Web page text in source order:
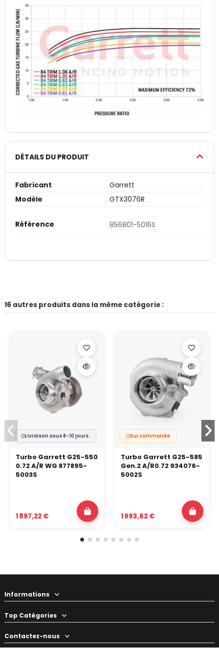
DÉTAILS DU PRODUIT
Fabricant
Garrett
Modèle
GTX3076R
Référence 856801-5016S
16 autres produits dans la même catégorie :
Livraison sous 8-10 jours.
Turbo Garrett G25-550
0.72 A/R WG 877895-
5003S
1 897,22 €
Sur commande
Turbo Garrett G25-585
Gen.2 A/R0.72 934076-
5002S
1 993,62 €
Informations
Top Catégories
Contactez-nous